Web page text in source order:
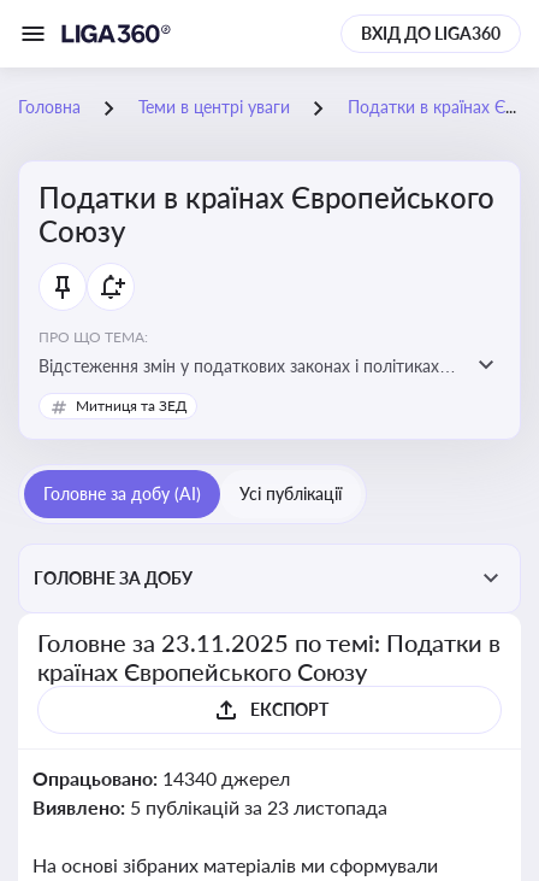
ВХІД ДО LIGA360
Головна Теми в центрі уваги Податки в країнах Європейського Союзу
Податки в країнах Європейського
Союзу
ПРО ЩО ТЕМА:
Відстеження змін у податкових законах і політиках
країн ЄС. Моніторинг кейсів, що впливають на бізнес-
процеси та фінансову звітність
Митниця та ЗЕД
Головне за добу (AI) Усі публікації
ГОЛОВНЕ ЗА ДОБУ
Головне за 23.11.2025 по темі: Податки в
країнах Європейського Союзу
ЕКСПОРТ
Опрацьовано: 14340 джерел
Виявлено: 5 публікацій за 23 листопада
На основі зібраних матеріалів ми сформували